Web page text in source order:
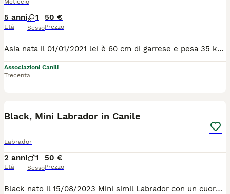
Meticcio
5 anni
Età
1
Sesso
50 €
Prezzo
Asia nata il 01/01/2021 lei è 60 cm di garrese e pesa 35 kg.....35 kg di amore puro ! Un nuvola bianca da coccolare ! Bella, buona e coccolosa ! Lei è stata sequestrata al suo padrone, che la maltrattava. Per farla sembrare cattiva, pericolosa ed aggresiva, le ha tagliato anche le orecchie ! Povero piccolo amore. Ma lei non ha mai smesso di amare gli esseri umani, perchè lei ha un cuore troppo grande. Sarebbe ora, che lei esce dal canile per entrare in una casa tutta sua con una famiglia tutta sua. è brava, buona e va d'accordo con tutti ! per tutte le info chiamate il 0039/3714497821
Associazioni Canili
Trecenta
Black, Mini Labrador in Canile
Labrador
2 anni
Età
1
Sesso
50 €
Prezzo
Black nato il 15/08/2023 Mini simil Labrador con un cuore MAXI Un cane super buono e bravo con tutti, anche con i suoi simili. Come quasi tutti i cani in Sicilia, anche lui è stato trovato vagante in aperta campagna in condizione pietose. Ora è un po' guarito, la la vera guarigione puo' solo avvenire quando trova la sua casa e la sua famiglia. Chi è intenzionato a regalarli questo ci può contattare al 0039/3714497821